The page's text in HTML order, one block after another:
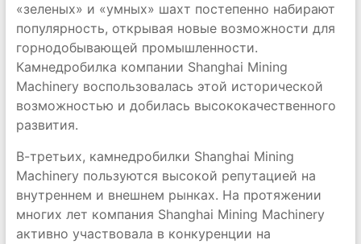
«зеленых» и «умных» шахт постепенно набирают
популярность, открывая новые возможности для
горнодобывающей промышленности.
Камнедробилка компании Shanghai Mining
Machinery воспользовалась этой исторической
возможностью и добилась высококачественного
развития.
В-третьих, камнедробилки Shanghai Mining
Machinery пользуются высокой репутацией на
внутреннем и внешнем рынках. На протяжении
многих лет компания Shanghai Mining Machinery
активно участвовала в конкуренции на